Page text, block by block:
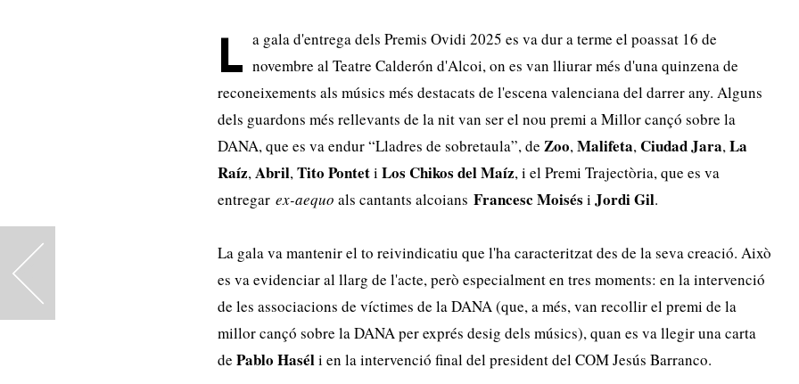
<
L a gala d'entrega dels Premis Ovidi 2025 es va dur a terme el poassat 16 de
novembre al Teatre Calderón d'Alcoi, on es van lliurar més d'una quinzena de
reconeixements als músics més destacats de l'escena valenciana del darrer any. Alguns
dels guardons més rellevants de la nit van ser el nou premi a Millor cançó sobre la
DANA, que es va endur “Lladres de sobretaula”, deZoo,Malifeta,Ciudad Jara,La
Raíz,Abril,Tito PontetiLos Chikos del Maíz, i el Premi Trajectòria, que es va
entregarex-aequoals cantants alcoiansFrancesc MoisésiJordi Gil.
La gala va mantenir el to reivindicatiu que l'ha caracteritzat des de la seva creació. Això
es va evidenciar al llarg de l'acte, però especialment en tres moments: en la intervenció
de les associacions de víctimes de la DANA (que, a més, van recollir el premi de la
millor cançó sobre la DANA per exprés desig dels músics), quan es va llegir una carta
dePablo Haséli en la intervenció final del president del COM Jesús Barranco.